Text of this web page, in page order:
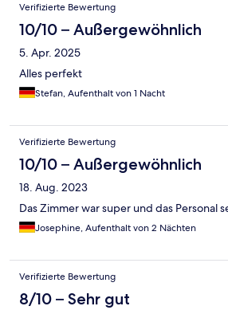
Verifizierte Bewertung
10/10 – Außergewöhnlich
5. Apr. 2025
Alles perfekt
Stefan, Aufenthalt von 1 Nacht
Verifizierte Bewertung
10/10 – Außergewöhnlich
18. Aug. 2023
Das Zimmer war super und das Personal
Josephine, Aufenthalt von 2 Nächten
Verifizierte Bewertung
8/10 – Sehr gut